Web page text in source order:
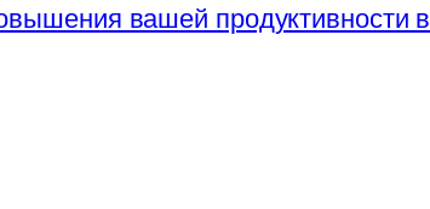
вашей продуктивности в